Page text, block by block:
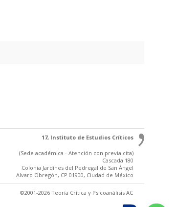
17, Instituto de Estudios Críticos
(Sede académica - Atención con previa cita)
Cascada 180
Colonia Jardínes del Pedregal de San Ángel
Alvaro Obregón, CP 01900, Ciudad de México
©2001-2026 Teoría Crítica y Psicoanálisis AC